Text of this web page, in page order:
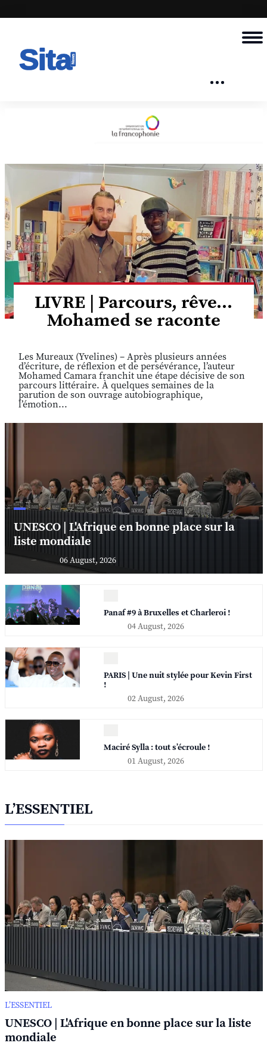
LIVRE | Parcours, rêve...
Mohamed se raconte
Les Mureaux (Yvelines) – Après plusieurs années
d’écriture, de réflexion et de persévérance, l’auteur
Mohamed Camara franchit une étape décisive de son
parcours littéraire. À quelques semaines de la
parution de son ouvrage autobiographique,
l’émotion...
UNESCO | L'Afrique en bonne place sur la
liste mondiale
06 August, 2026
Panaf #9 à Bruxelles et Charleroi !
04 August, 2026
PARIS | Une nuit stylée pour Kevin First
!
02 August, 2026
Maciré Sylla : tout s’écroule !
01 August, 2026
L’ESSENTIEL
L’ESSENTIEL
UNESCO | L'Afrique en bonne place sur la liste
mondiale